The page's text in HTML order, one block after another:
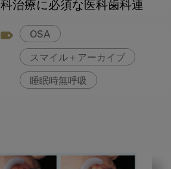
科治療に必須な医科歯科連
OSA
スマイル＋アーカイブ
睡眠時無呼吸